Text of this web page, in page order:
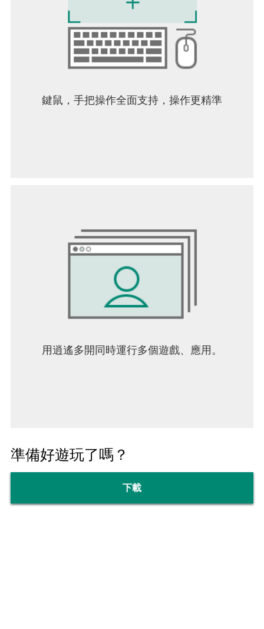
鍵鼠，手把操作全面支持，操作更精準
用逍遙多開同時運行多個遊戲、應用。
準備好遊玩了嗎？
下載